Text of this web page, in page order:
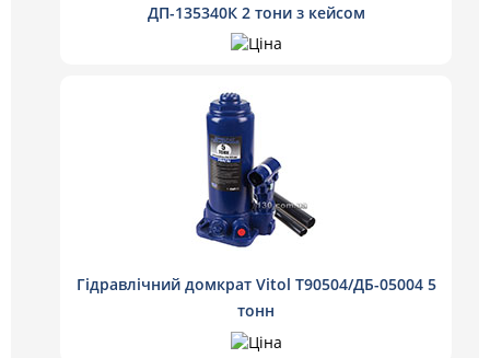
ДП-135340К 2 тони з кейсом
Гідравлічний домкрат Vitol T90504/ДБ-05004 5
тонн